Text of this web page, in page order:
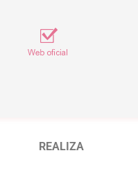
una hora de ausencia del
disfrutarse de tres
de su puesto de trabajo
REALIZA